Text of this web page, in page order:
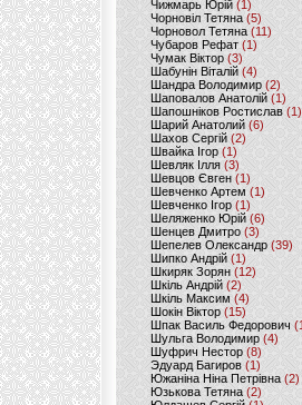
Чижмарь Юрій (1)
Чорновіл Тетяна (5)
Чорновол Тетяна (11)
Чубаров Рефат (1)
Чумак Віктор(3)
Шабунін Віталій (4)
Шандра Володимир (2)
Шаповалов Анатолій(1)
Шапошніков Ростислав(1)
Шарий Анатолий(6)
Шахов Сергій(2)
Швайка Ігор (1)
Шевляк Ілля (3)
Шевцов Євген (1)
Шевченко Артем(1)
Шевченко Ігор(1)
Шеляженко Юрій (6)
Шенцев Дмитро (3)
Шепелев Олександр (39)
Шипко Андрій(1)
Шкиряк Зорян(12)
Шкіль Андрій(2)
Шкіль Максим (4)
Шокін Віктор (15)
Шпак Василь Федорович
Шульга Володимир (4)
Шуфрич Нестор(8)
Эдуард Багиров (1)
Южаніна Ніна Петрівна (2)
Юзькова Тетяна(2)